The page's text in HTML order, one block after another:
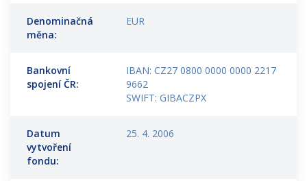
Denominačná
měna:
EUR
Bankovní
spojení ČR:
IBAN: CZ27 0800 0000 0000 2217
9662
SWIFT: GIBACZPX
Datum
vytvoření
fondu:
25. 4. 2006